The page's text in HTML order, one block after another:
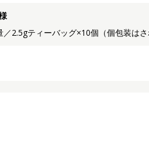
／2.5gティーバッグ×10個（個包装はさ